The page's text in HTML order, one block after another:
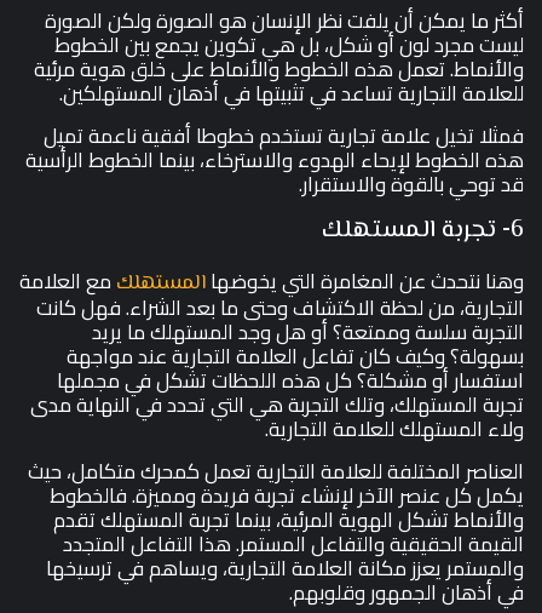
أكثر ما يمكن أن يلفت نظر الإنسان هو الصورة ولكن الصورة
ليست مجرد لون أو شكل، بل هي تكوين يجمع بين الخطوط
والأنماط. تعمل هذه الخطوط والأنماط على خلق هوية مرئية
للعلامة التجارية تساعد في تثبيتها في أذهان المستهلكين.
فمثلا تخيل علامة تجارية تستخدم خطوطا أفقية ناعمة تميل
هذه الخطوط لإيحاء الهدوء والاسترخاء، بينما الخطوط الرأسية
قد توحي بالقوة والاستقرار.
6- تجربة المستهلك
وهنا نتحدث عن المغامرة التي يخوضهاالمستهلك مع العلامة
التجارية، من لحظة الاكتشاف وحتى ما بعد الشراء. فهل كانت
التجربة سلسة وممتعة؟ أو هل وجد المستهلك ما يريد
بسهولة؟ وكيف كان تفاعل العلامة التجارية عند مواجهة
استفسار أو مشكلة؟ كل هذه اللحظات تشكل في مجملها
تجربة المستهلك، وتلك التجربة هي التي تحدد في النهاية مدى
ولاء المستهلك للعلامة التجارية.
العناصر المختلفة للعلامة التجارية تعمل كمحرك متكامل، حيث
يكمل كل عنصر الآخر لإنشاء تجربة فريدة ومميزة. فالخطوط
والأنماط تشكل الهوية المرئية، بينما تجربة المستهلك تقدم
القيمة الحقيقية والتفاعل المستمر. هذا التفاعل المتجدد
والمستمر يعزز مكانة العلامة التجارية، ويساهم في ترسيخها
في أذهان الجمهور وقلوبهم.